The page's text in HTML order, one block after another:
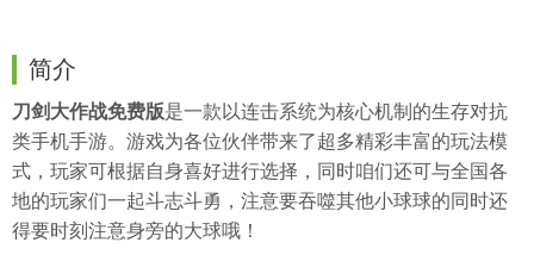
简介
刀剑大作战免费版是一款以连击系统为核心机制的生存对抗
类手机手游。游戏为各位伙伴带来了超多精彩丰富的玩法模
式，玩家可根据自身喜好进行选择，同时咱们还可与全国各
地的玩家们一起斗志斗勇，注意要吞噬其他小球球的同时还
得要时刻注意身旁的大球哦！